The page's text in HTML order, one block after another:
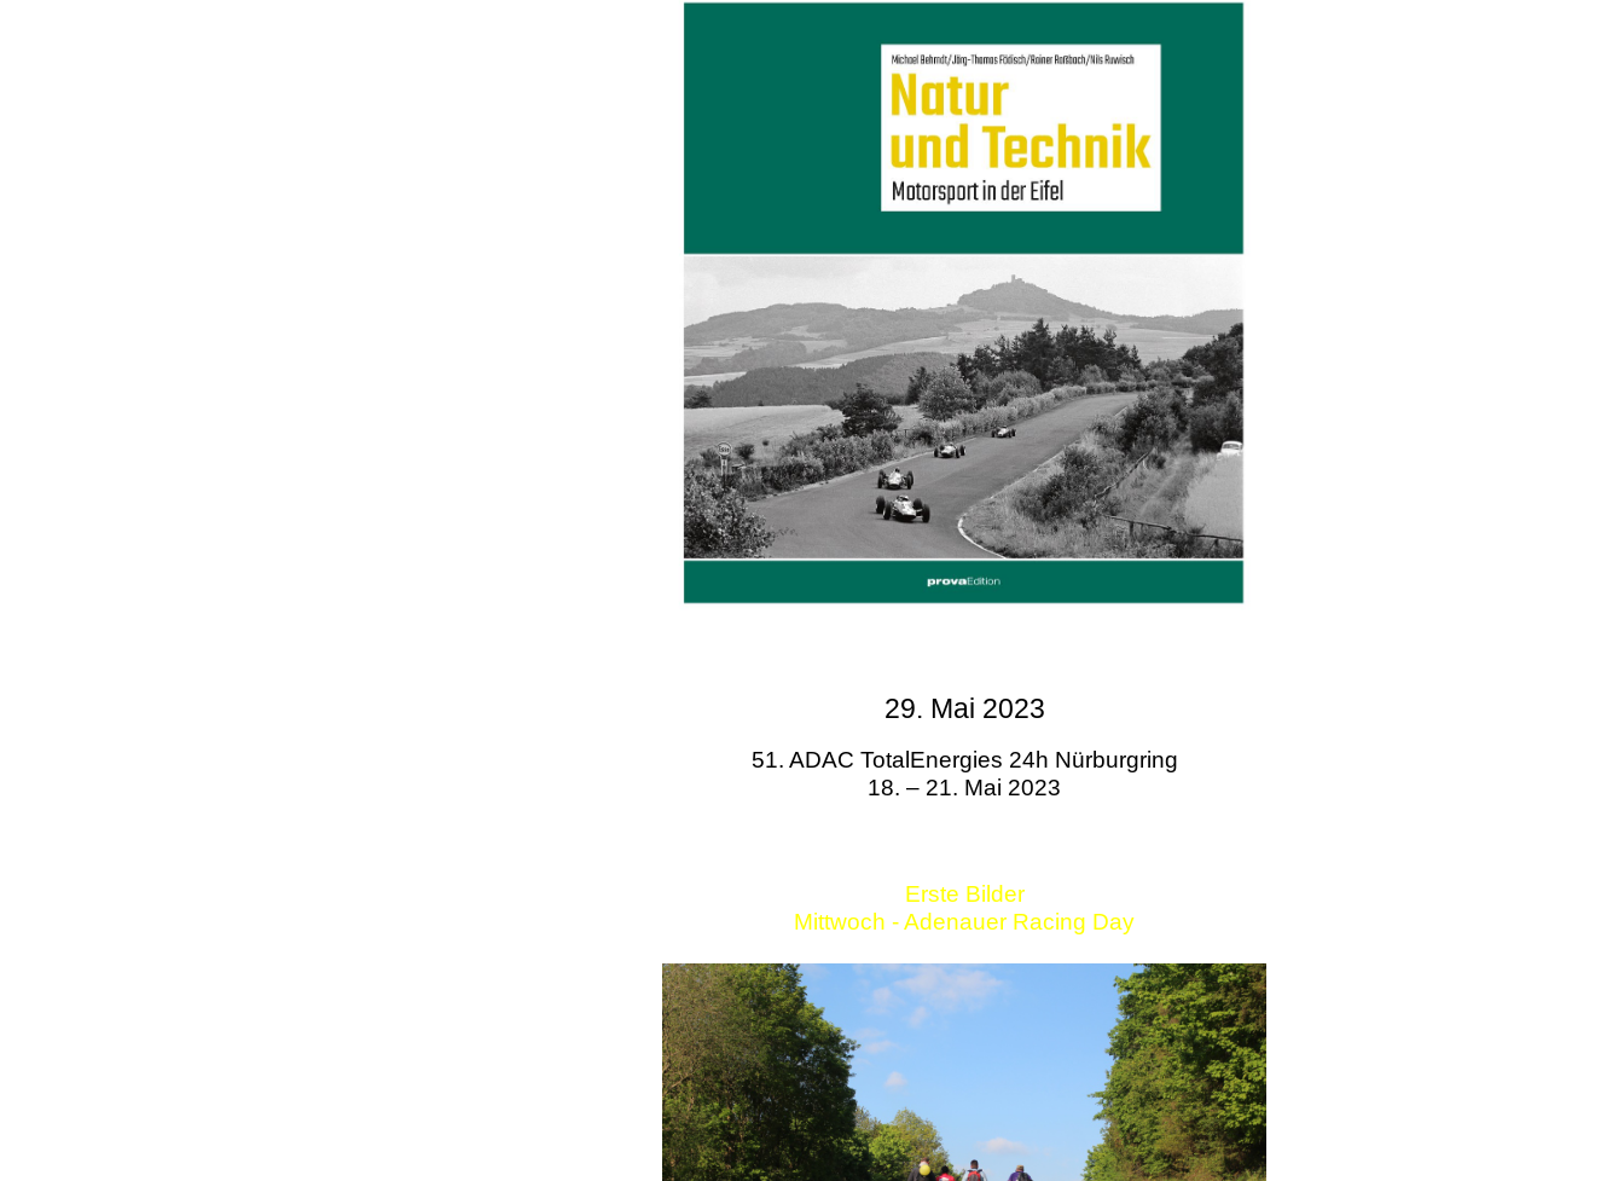
29. Mai 2023
51. ADAC TotalEnergies 24h Nürburgring
18. – 21. Mai 2023
Erste Bilder
Mittwoch - Adenauer Racing Day